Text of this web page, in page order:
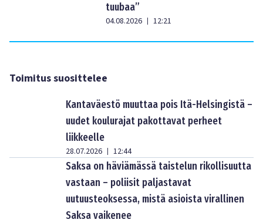
tuubaa”
04.08.2026 | 12:21
Toimitus suosittelee
Kantaväestö muuttaa pois Itä-Helsingistä –
uudet koulurajat pakottavat perheet
liikkeelle
28.07.2026 | 12:44
Saksa on häviämässä taistelun rikollisuutta
vastaan – poliisit paljastavat
uutuusteoksessa, mistä asioista virallinen
Saksa vaikenee